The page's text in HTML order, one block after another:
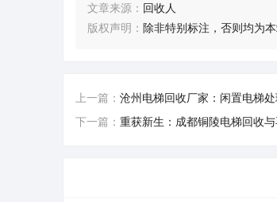
文章来源： 回收人
版权声明： 除非特别标注，否则均为
上一篇： 沧州电梯回收厂家：闲置电梯
下一篇： 重获新生：成都铜陵电梯回收